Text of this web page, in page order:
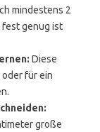
mindestens 2
fest genug ist
Diese
für ein
große